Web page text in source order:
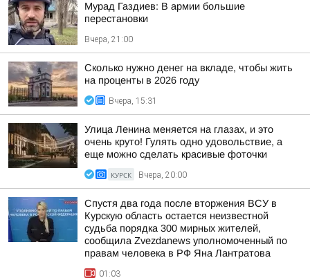
Мурад Газдиев: В армии большие
перестановки
Вчера, 21:00
Сколько нужно денег на вкладе, чтобы жить
на проценты в 2026 году
Вчера, 15:31
Улица Ленина меняется на глазах, и это
очень круто! Гулять одно удовольствие, а
еще можно сделать красивые фоточки
КУРСК Вчера, 20:00
Спустя два года после вторжения ВСУ в
Курскую область остается неизвестной
судьба порядка 300 мирных жителей,
сообщила Zvezdanews уполномоченный по
правам человека в РФ Яна Лантратова
01:03